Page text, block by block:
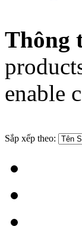
Thông
enable
Sắp xếp theo: